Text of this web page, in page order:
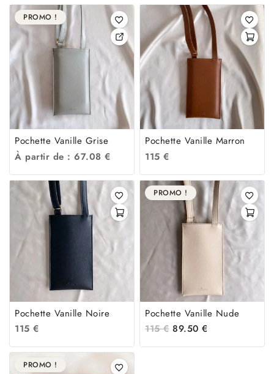
PROMO !
Pochette Vanille Grise
À partir de : 67.08 €
Pochette Vanille Marron
115 €
Pochette Vanille Noire
115 €
PROMO !
Pochette Vanille Nude
115€ 89.50 €
PROMO !